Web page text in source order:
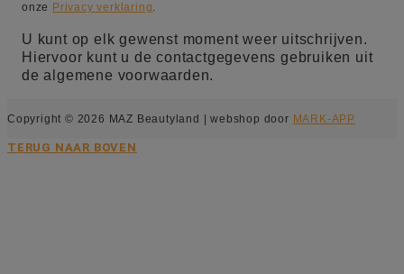
onze Privacy verklaring.
U kunt op elk gewenst moment weer uitschrijven.
Hiervoor kunt u de contactgegevens gebruiken uit
de algemene voorwaarden.
Copyright © 2026 MAZ Beautyland | webshop door MARK-APP
TERUG NAAR BOVEN